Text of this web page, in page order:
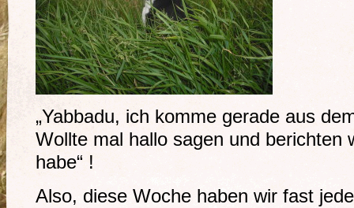
„Yabbadu, ich komme gerade aus
Wollte mal hallo sagen und berichten
habe“ !
Also, diese Woche haben wir fast